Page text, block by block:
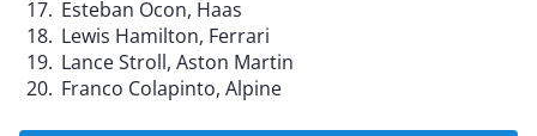
Esteban Ocon, Haas
Lewis Hamilton, Ferrari
Lance Stroll, Aston Martin
Franco Colapinto, Alpine